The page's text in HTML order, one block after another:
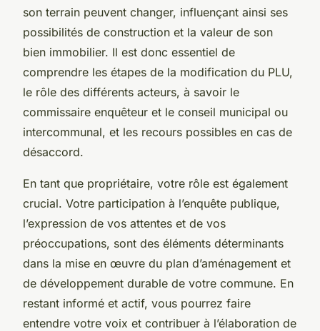
son terrain peuvent changer, influençant ainsi ses
possibilités de construction et la valeur de son
bien immobilier. Il est donc essentiel de
comprendre les étapes de la modification du PLU,
le rôle des différents acteurs, à savoir le
commissaire enquêteur et le conseil municipal ou
intercommunal, et les recours possibles en cas de
désaccord.
En tant que propriétaire, votre rôle est également
crucial. Votre participation à l’enquête publique,
l’expression de vos attentes et de vos
préoccupations, sont des éléments déterminants
dans la mise en œuvre du plan d’aménagement et
de développement durable de votre commune. En
restant informé et actif, vous pourrez faire
entendre votre voix et contribuer à l’élaboration de